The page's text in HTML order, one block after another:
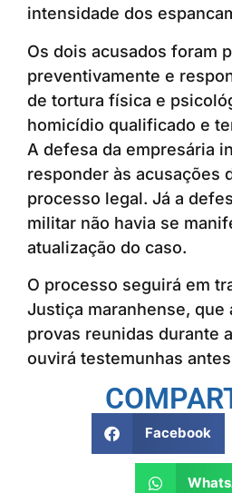
intensidade dos
Os dois acusados foram
preventivamente e
de tortura física e
homicídio qualificado e
A defesa da empresária
responder às acusações
processo legal. Já a
militar não havia se
atualização do caso.
O processo seguirá em
Justiça maranhense, que
provas reunidas durante
ouvirá testemunhas
Facebook